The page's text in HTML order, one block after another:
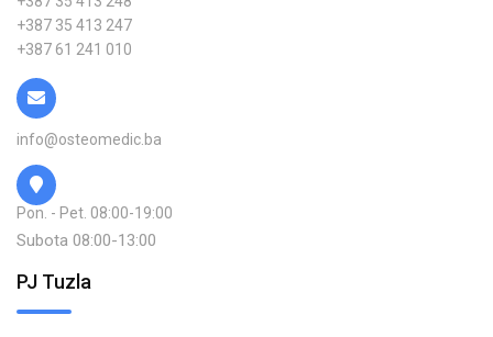
+387 35 413 247
+387 61 241 010
info@osteomedic.ba
Pon. - Pet. 08:00-19:00
Subota 08:00-13:00
PJ Tuzla